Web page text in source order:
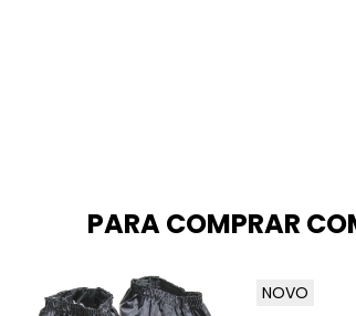
PARA COMPRAR
NOVO